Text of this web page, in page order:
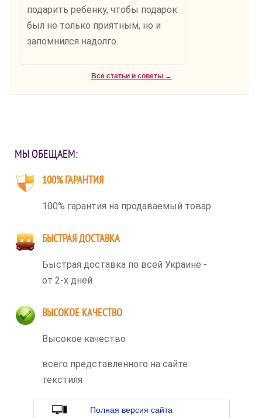
подарить ребенку, чтобы подарок
был не только приятным, но и
запомнился надолго.
Все статьи и советы →
МЫ ОБЕЩАЕМ:
100% ГАРАНТИЯ
100% гарантия на продаваемый товар
БЫСТРАЯ ДОСТАВКА
Быстрая доставка по всей Украине -
от 2-х дней
ВЫСОКОЕ КАЧЕСТВО
Высокое качество
всего представленного на сайте
текстиля
Полная версия сайта